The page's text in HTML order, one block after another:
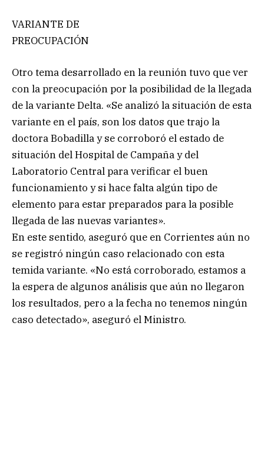
VARIANTE DE
PREOCUPACIÓN
Otro tema desarrollado en la reunión tuvo que ver
con la preocupación por la posibilidad de la llegada
de la variante Delta. «Se analizó la situación de esta
variante en el país, son los datos que trajo la
doctora Bobadilla y se corroboró el estado de
situación del Hospital de Campaña y del
Laboratorio Central para verificar el buen
funcionamiento y si hace falta algún tipo de
elemento para estar preparados para la posible
llegada de las nuevas variantes».
En este sentido, aseguró que en Corrientes aún no
se registró ningún caso relacionado con esta
temida variante. «No está corroborado, estamos a
la espera de algunos análisis que aún no llegaron
los resultados, pero a la fecha no tenemos ningún
caso detectado», aseguró el Ministro.